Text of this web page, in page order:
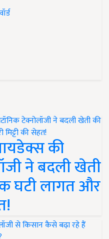
की
ने बदली खेती
घटी लागत और